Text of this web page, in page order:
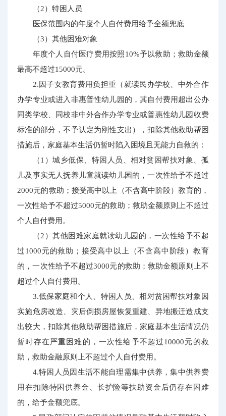
（2）特困人员
医保范围内的年度个人自付费用给予全额兜底
（3）其他困难对象
年度个人自付医疗费用按照10%予以救助；救助金额
最高不超过15000元。
2.因子女教育费用负担重（就读民办学校、中外合作
办学专业或进入非惠普性幼儿园的，其自付费用超出公办
同类学校、同校非中外合作办学专业或普惠性幼儿园收费
标准的部分，不予认定为刚性支出），扣除其他救助帮困
措施后，家庭基本生活仍暂时陷入困境且无能力自救的：
（1）城乡低保、特困人员、相对贫困帮扶对象、孤
儿及事实无人抚养儿童就读幼儿园的，一次性给予不超过
2000元的救助；接受高中以上（不含高中阶段）教育的，
一次性给予不超过5000元的救助；救助金额原则上不超过
个人自付费用。
（2）其他困难家庭就读幼儿园的，一次性给予不超
过1000元的救助；接受高中以上（不含高中阶段）教育
的，一次性给予不超过3000元的救助；救助金额原则上不
超过个人自付费用。
3.低保家庭和个人、特困人员、相对贫困帮扶对象因
实施危房改造、灾后倒损房屋恢复重建、异地搬迁造成支
出较大，扣除其他救助帮困措施后，家庭基本生活情况仍
暂时存在严重困难的，一次性给予不超过10000元的救
助，救助金融原则上不超过个人自付费用。
4.特困人员因生活不能自理需集中供养，集中供养费
用在扣除特困供养金、长护险等扶助资金后仍存在困难
的，给予金额兜底。